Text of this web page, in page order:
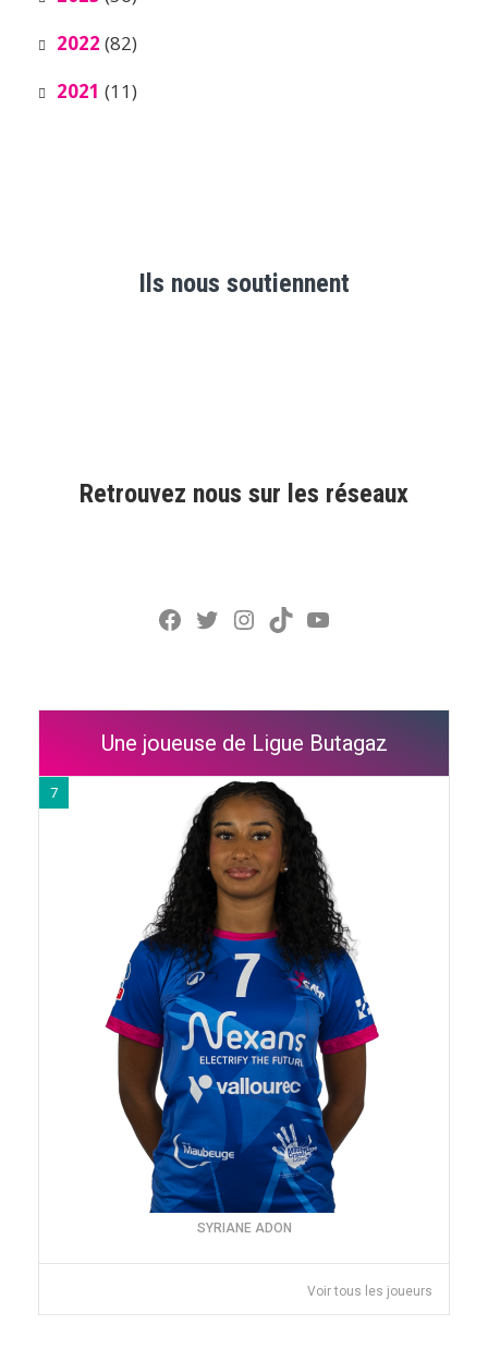
2022 (82)
2021 (11)
Ils nous soutiennent
Retrouvez nous sur les réseaux
Facebook
Twitter
Instagram
TikTokYouTube
Une joueuse de Ligue Butagaz
7
SYRIANE ADON
Voir tous les joueurs